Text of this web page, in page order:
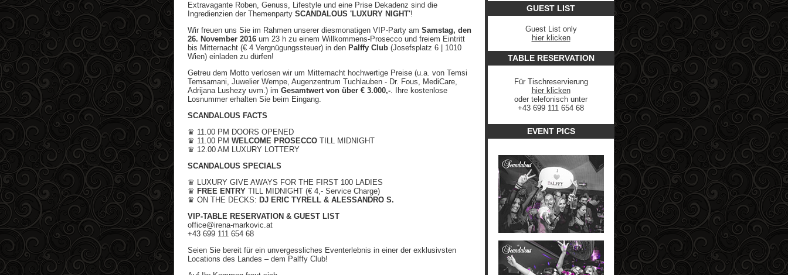
Extravagante Roben, Genuss, Lifestyle und eine Prise Dekadenz sind die
Ingredienzien der Themenparty SCANDALOUS 'LUXURY NIGHT'!
Wir freuen uns Sie im Rahmen unserer diesmonatigen VIP-Party am Samstag, den
26. November 2016um 23 h zu einem Willkommens-Prosecco und freiem Eintritt
bis Mitternacht (€ 4 Vergnügungssteuer) in den Palffy Club(Josefsplatz 6 | 1010
Wien) einladen zu dürfen!
Getreu dem Motto verlosen wir um Mitternacht hochwertige Preise (u.a. von Temsi
Temsamani, Juwelier Wempe, Augenzentrum Tuchlauben - Dr. Fous, MediCare,
Adrijana Lushezy uvm.) im Gesamtwert von über € 3.000,-. Ihre kostenlose
Losnummer erhalten Sie beim Eingang.
SCANDALOUS FACTS
♛ 11.00 PM DOORS OPENED
♛ 11.00 PM WELCOME PROSECCOTILL MIDNIGHT
♛ 12.00 AM LUXURY LOTTERY
SCANDALOUS SPECIALS
♛ LUXURY GIVE AWAYS FOR THE FIRST 100 LADIES
♛ FREE ENTRYTILL MIDNIGHT (€ 4,- Service Charge)
♛ ON THE DECKS: DJ ERIC TYRELL & ALESSANDRO S.
VIP-TABLE RESERVATION & GUEST LIST
office@irena-markovic.at
+43 699 111 654 68
Seien Sie bereit für ein unvergessliches Eventerlebnis in einer der exklusivsten
Locations des Landes – dem Palffy Club!
GUEST LIST
Guest List only
hier klicken
TABLE RESERVATION
Für Tischreservierung
hier klicken
oder telefonisch unter
+43 699 111 654 68
EVENT PICS